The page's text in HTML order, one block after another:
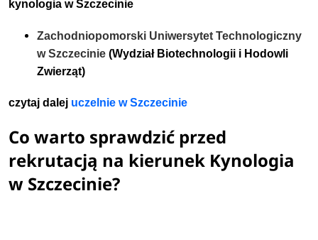
kynologia w Szczecinie
Zachodniopomorski Uniwersytet Technologiczny
w Szczecinie (Wydział Biotechnologii i Hodowli
Zwierząt)
czytaj dalej uczelnie w Szczecinie
Co warto sprawdzić przed
rekrutacją na kierunek Kynologia
w Szczecinie?